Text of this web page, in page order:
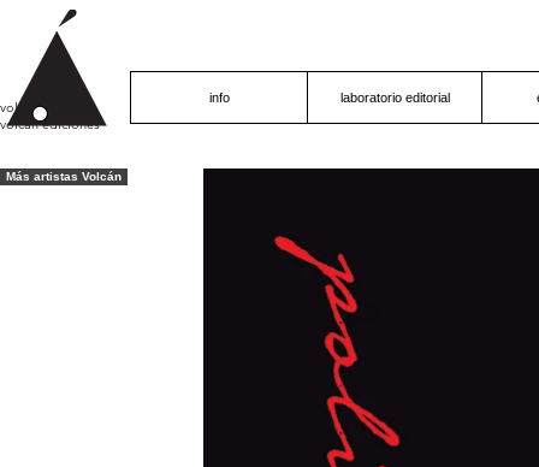
info laboratorio editorial
Más artistas Volcán
volcán proyecto
volcán ediciones